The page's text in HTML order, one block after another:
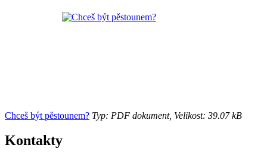
Chceš být pěstounem? Typ: PDF dokument, Velikost: 39.07 kB
Kontakty